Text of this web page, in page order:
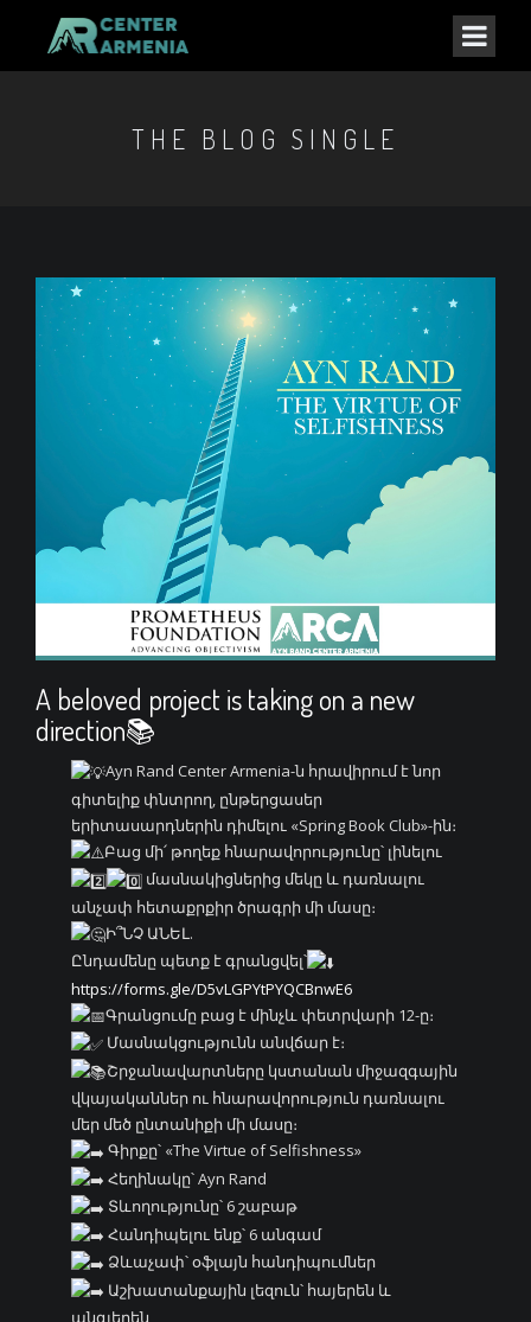
THE BLOG SINGLE
A beloved project is taking on a new
direction📚
Ayn Rand Center Armenia-ն հրավիրում է նոր
գիտելիք փնտրող, ընթերցասեր
երիտասարդներին դիմելու «Spring Book Club»-ին։
Բաց մի՛ թողեք հնարավորությունը՝ լինելու
մասնակիցներից մեկը և դառնալու
անչափ հետաքրքիր ծրագրի մի մասը։
Ի՞ՆՉ ԱՆԵԼ.
Ընդամենը պետք է գրանցվել՝
https://forms.gle/D5vLGPYtPYQCBnwE6
Գրանցումը բաց է մինչև փետրվարի 12-ը։
Մասնակցությունն անվճար է։
Շրջանավարտները կստանան միջազգային
վկայականներ ու հնարավորություն դառնալու
մեր մեծ ընտանիքի մի մասը։
Գիրքը՝ «The Virtue of Selfishness»
Հեղինակը՝ Ayn Rand
Տևողությունը՝ 6 շաբաթ
Հանդիպելու ենք՝ 6 անգամ
Ձևաչափ՝ օֆլայն հանդիպումներ
Աշխատանքային լեզուն՝ հայերեն և
անգլերեն